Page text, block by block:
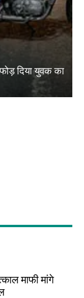
दिया युवक का
माफी मांगे